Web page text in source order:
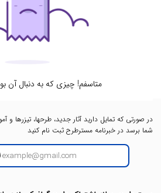
متاسفم! چیزی که به دنبال آن
در صورتی که تمایل دارید آثار جدید، طرحها، تیزرها و
شما برسد در خبرنامه مسترطرح ثبت نام کنید